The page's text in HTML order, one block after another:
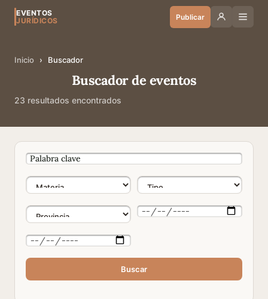
EVENTOS
JURÍDICOS
Publicar
Inicio › Buscador
Buscador de eventos
23 resultados encontrados
Buscar